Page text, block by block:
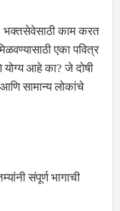
भक्तसेवेसाठी काम करत
एका पवित्र
आहे का? जे दोषी
आणि सामान्य लोकांचे
संपूर्ण भागाची